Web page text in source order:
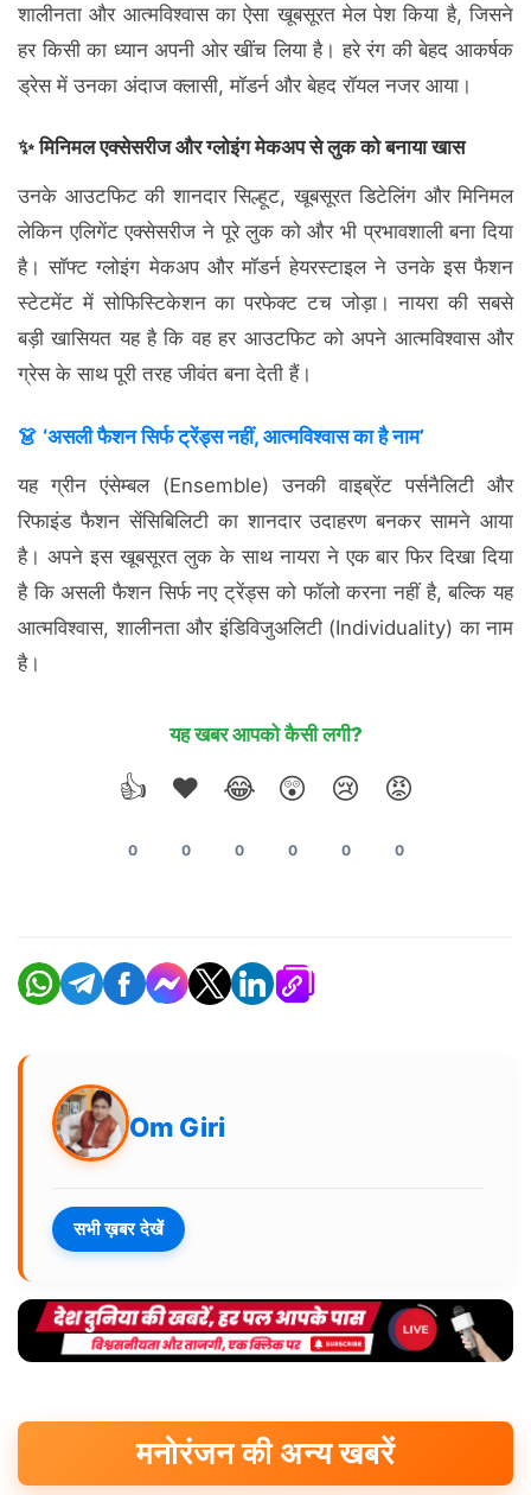
शालीनता और आत्मविश्वास का ऐसा खूबसूरत मेल पेश किया है, जिसने
हर किसी का ध्यान अपनी ओर खींच लिया है। हरे रंग की बेहद आकर्षक
ड्रेस में उनका अंदाज क्लासी, मॉडर्न और बेहद रॉयल नजर आया।
✨ मिनिमल एक्सेसरीज और ग्लोइंग मेकअप से लुक को बनाया खास
उनके आउटफिट की शानदार सिल्हूट, खूबसूरत डिटेलिंग और मिनिमल
लेकिन एलिगेंट एक्सेसरीज ने पूरे लुक को और भी प्रभावशाली बना दिया
है। सॉफ्ट ग्लोइंग मेकअप और मॉडर्न हेयरस्टाइल ने उनके इस फैशन
स्टेटमेंट में सोफिस्टिकेशन का परफेक्ट टच जोड़ा। नायरा की सबसे
बड़ी खासियत यह है कि वह हर आउटफिट को अपने आत्मविश्वास और
ग्रेस के साथ पूरी तरह जीवंत बना देती हैं।
👗 ‘असली फैशन सिर्फ ट्रेंड्स नहीं, आत्मविश्वास का है नाम’
यह ग्रीन एंसेम्बल (Ensemble) उनकी वाइब्रेंट पर्सनैलिटी और
रिफाइंड फैशन सेंसिबिलिटी का शानदार उदाहरण बनकर सामने आया
है। अपने इस खूबसूरत लुक के साथ नायरा ने एक बार फिर दिखा दिया
है कि असली फैशन सिर्फ नए ट्रेंड्स को फॉलो करना नहीं है, बल्कि यह
आत्मविश्वास, शालीनता और इंडिविजुअलिटी (Individuality) का नाम
है।
यह खबर आपको कैसी लगी?
👍
0
❤️
0
😂
0
😲
0
😢
0
😡
0
Om Giri
सभी ख़बर देखें
मनोरंजन की अन्य खबरें